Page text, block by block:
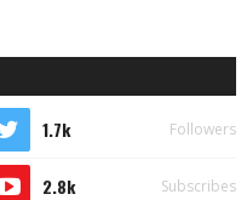
1.7k Followers
2.8k Subscribes